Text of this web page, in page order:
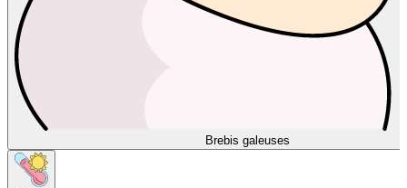
Brebis galeuses